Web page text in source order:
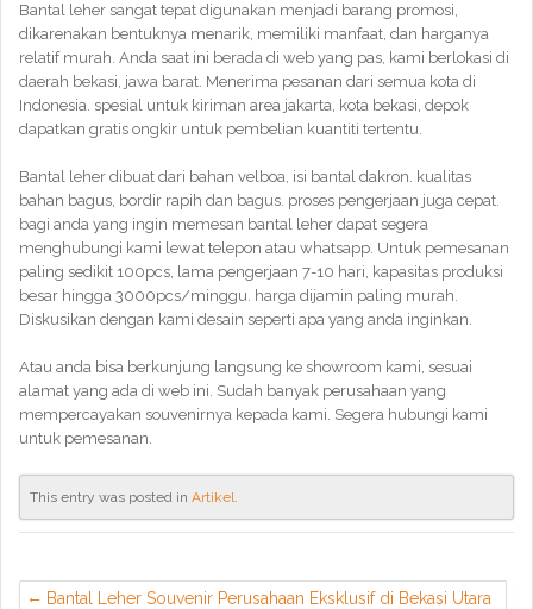
Bantal leher sangat tepat digunakan menjadi barang promosi,
dikarenakan bentuknya menarik, memiliki manfaat, dan harganya
relatif murah. Anda saat ini berada di web yang pas, kami berlokasi di
daerah bekasi, jawa barat. Menerima pesanan dari semua kota di
Indonesia. spesial untuk kiriman area jakarta, kota bekasi, depok
dapatkan gratis ongkir untuk pembelian kuantiti tertentu.
Bantal leher dibuat dari bahan velboa, isi bantal dakron. kualitas
bahan bagus, bordir rapih dan bagus. proses pengerjaan juga cepat.
bagi anda yang ingin memesan bantal leher dapat segera
menghubungi kami lewat telepon atau whatsapp. Untuk pemesanan
paling sedikit 100pcs, lama pengerjaan 7-10 hari, kapasitas produksi
besar hingga 3000pcs/minggu. harga dijamin paling murah.
Diskusikan dengan kami desain seperti apa yang anda inginkan.
Atau anda bisa berkunjung langsung ke showroom kami, sesuai
alamat yang ada di web ini. Sudah banyak perusahaan yang
mempercayakan souvenirnya kepada kami. Segera hubungi kami
untuk pemesanan.
This entry was posted in Artikel.
Bantal Leher Souvenir Perusahaan Eksklusif di Bekasi Utara